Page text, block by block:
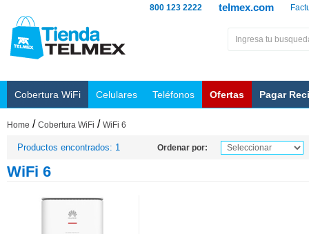
telmex.com
800 123 2222
Cobertura WiFi Celulares Teléfonos Ofertas Pagar
Home / Cobertura WiFi / WiFi 6
Productos encontrados: 1 Ordenar por:
WiFi 6